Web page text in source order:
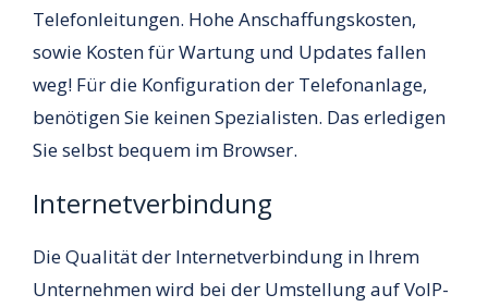
Telefonleitungen. Hohe Anschaffungskosten,
sowie Kosten für Wartung und Updates fallen
weg! Für die Konfiguration der Telefonanlage,
benötigen Sie keinen Spezialisten. Das erledigen
Sie selbst bequem im Browser.
Internetverbindung
Die Qualität der Internetverbindung in Ihrem
Unternehmen wird bei der Umstellung auf VoIP-